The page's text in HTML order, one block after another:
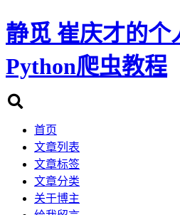
静觅 崔庆才的个
Python爬虫教程
首页
文章列表
文章标签
文章分类
关于博主